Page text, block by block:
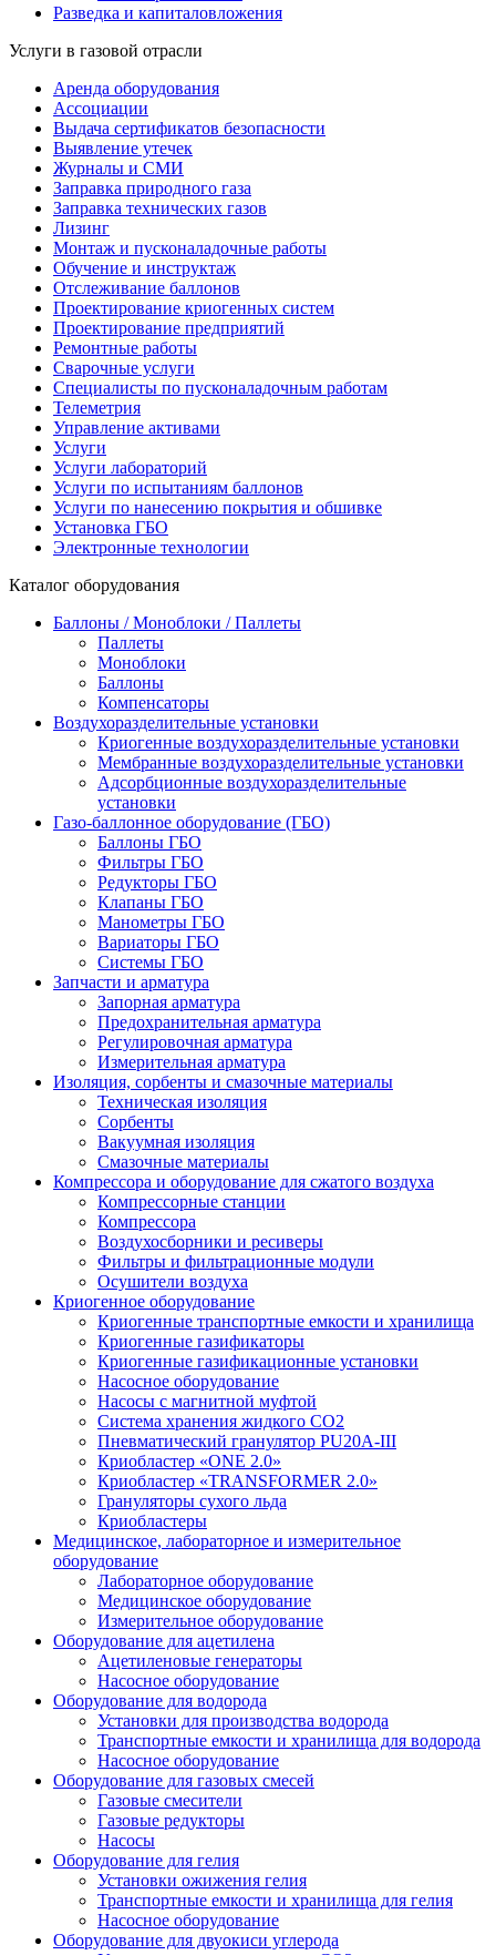
Разведка и капиталовложения
Услуги в газовой отрасли
Аренда оборудования
Ассоциации
Выдача сертификатов безопасности
Выявление утечек
Журналы и СМИ
Заправка природного газа
Заправка технических газов
Лизинг
Монтаж и пусконаладочные работы
Обучение и инструктаж
Отслеживание баллонов
Проектирование криогенных систем
Проектирование предприятий
Ремонтные работы
Сварочные услуги
Специалисты по пусконаладочным работам
Телеметрия
Управление активами
Услуги
Услуги лабораторий
Услуги по испытаниям баллонов
Услуги по нанесению покрытия и обшивке
Установка ГБО
Электронные технологии
Каталог оборудования
Баллоны / Моноблоки / Паллеты
Паллеты
Моноблоки
Баллоны
Компенсаторы
Воздухоразделительные установки
Криогенные воздухоразделительные установки
Мембранные воздухоразделительные установки
Адсорбционные воздухоразделительные
установки
Газо-баллонное оборудование (ГБО)
Баллоны ГБО
Фильтры ГБО
Редукторы ГБО
Клапаны ГБО
Манометры ГБО
Вариаторы ГБО
Системы ГБО
Запчасти и арматура
Запорная арматура
Предохранительная арматура
Регулировочная арматура
Измерительная арматура
Изоляция, сорбенты и смазочные материалы
Техническая изоляция
Сорбенты
Вакуумная изоляция
Смазочные материалы
Компрессора и оборудование для сжатого воздуха
Компрессорные станции
Компрессора
Воздухосборники и ресиверы
Фильтры и фильтрационные модули
Осушители воздуха
Криогенное оборудование
Криогенные транспортные емкости и хранилища
Криогенные газификаторы
Криогенные газификационные установки
Насосное оборудование
Насосы с магнитной муфтой
Система хранения жидкого CO2
Пневматический гранулятор PU20A-III
Криобластер «ONE 2.0»
Криобластер «TRANSFORMER 2.0»
Грануляторы сухого льда
Криобластеры
Медицинское, лабораторное и измерительное
оборудование
Лабораторное оборудование
Медицинское оборудование
Измерительное оборудование
Оборудование для ацетилена
Ацетиленовые генераторы
Насосное оборудование
Оборудование для водорода
Установки для производства водорода
Транспортные емкости и хранилища для водорода
Насосное оборудование
Оборудование для газовых смесей
Газовые смесители
Газовые редукторы
Насосы
Оборудование для гелия
Установки ожижения гелия
Транспортные емкости и хранилища для гелия
Насосное оборудование
Оборудование для двуокиси углерода